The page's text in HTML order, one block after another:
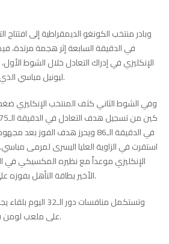
وبادر منتخب الكونغو الديمقراطية إلى افتتاح
في الدقيقة السابعة إثر هجمة مرتدة،
الإنكليزي في إدراك التعادل خلال الشوط
ليونيل مباسي الذي تصدى لعدة فرص محققة.
وفي الشوط الثاني كثف المنتخب الإنكليزي
في الدقيقة الـ86 ويحرز هدف
استقرت في الزاوية العليا اليسرى لمرمى
الإنكليزي موعداً مع نظيره المكسيكي في
الأخير بطاقة التأهل بفوزه على الإكوادور بهدفين دون رد.
وتستكمل منافسات دور
على ملعب لومن فيلد بمدينة سياتل الأمريكية.